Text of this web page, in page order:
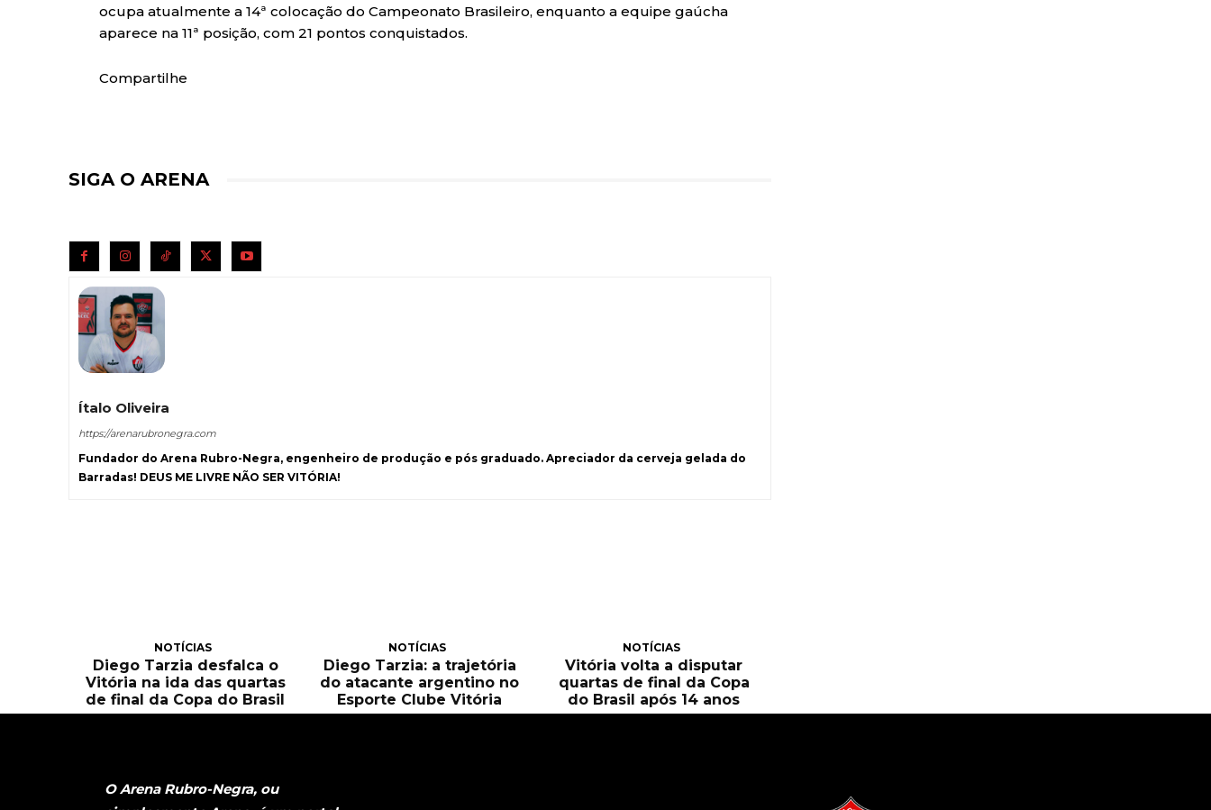
ocupa atualmente a 14ª colocação do Campeonato Brasileiro, enquanto a equipe gaúcha
aparece na 11ª posição, com 21 pontos conquistados.
Compartilhe
SIGA O ARENA
Ítalo Oliveira
https://arenarubronegra.com
Fundador do Arena Rubro-Negra, engenheiro de produção e pós graduado. Apreciador da cerveja gelada do
Barradas! DEUS ME LIVRE NÃO SER VITÓRIA!
NOTÍCIAS
Diego Tarzia desfalca o
Vitória na ida das quartas
de final da Copa do Brasil
NOTÍCIAS
Diego Tarzia: a trajetória
do atacante argentino no
Esporte Clube Vitória
NOTÍCIAS
Vitória volta a disputar
quartas de final da Copa
do Brasil após 14 anos
O Arena Rubro-Negra, ou